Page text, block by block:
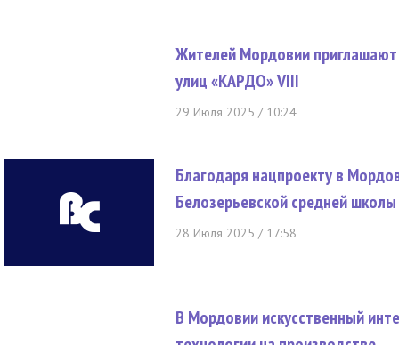
Жителей Мордовии
улиц «КАРДО» VIII
29 Июля 2025 / 10:24
Благодаря нацпроекту в
Белозерьевской средней школы
28 Июля 2025 / 17:58
В Мордовии искусственный